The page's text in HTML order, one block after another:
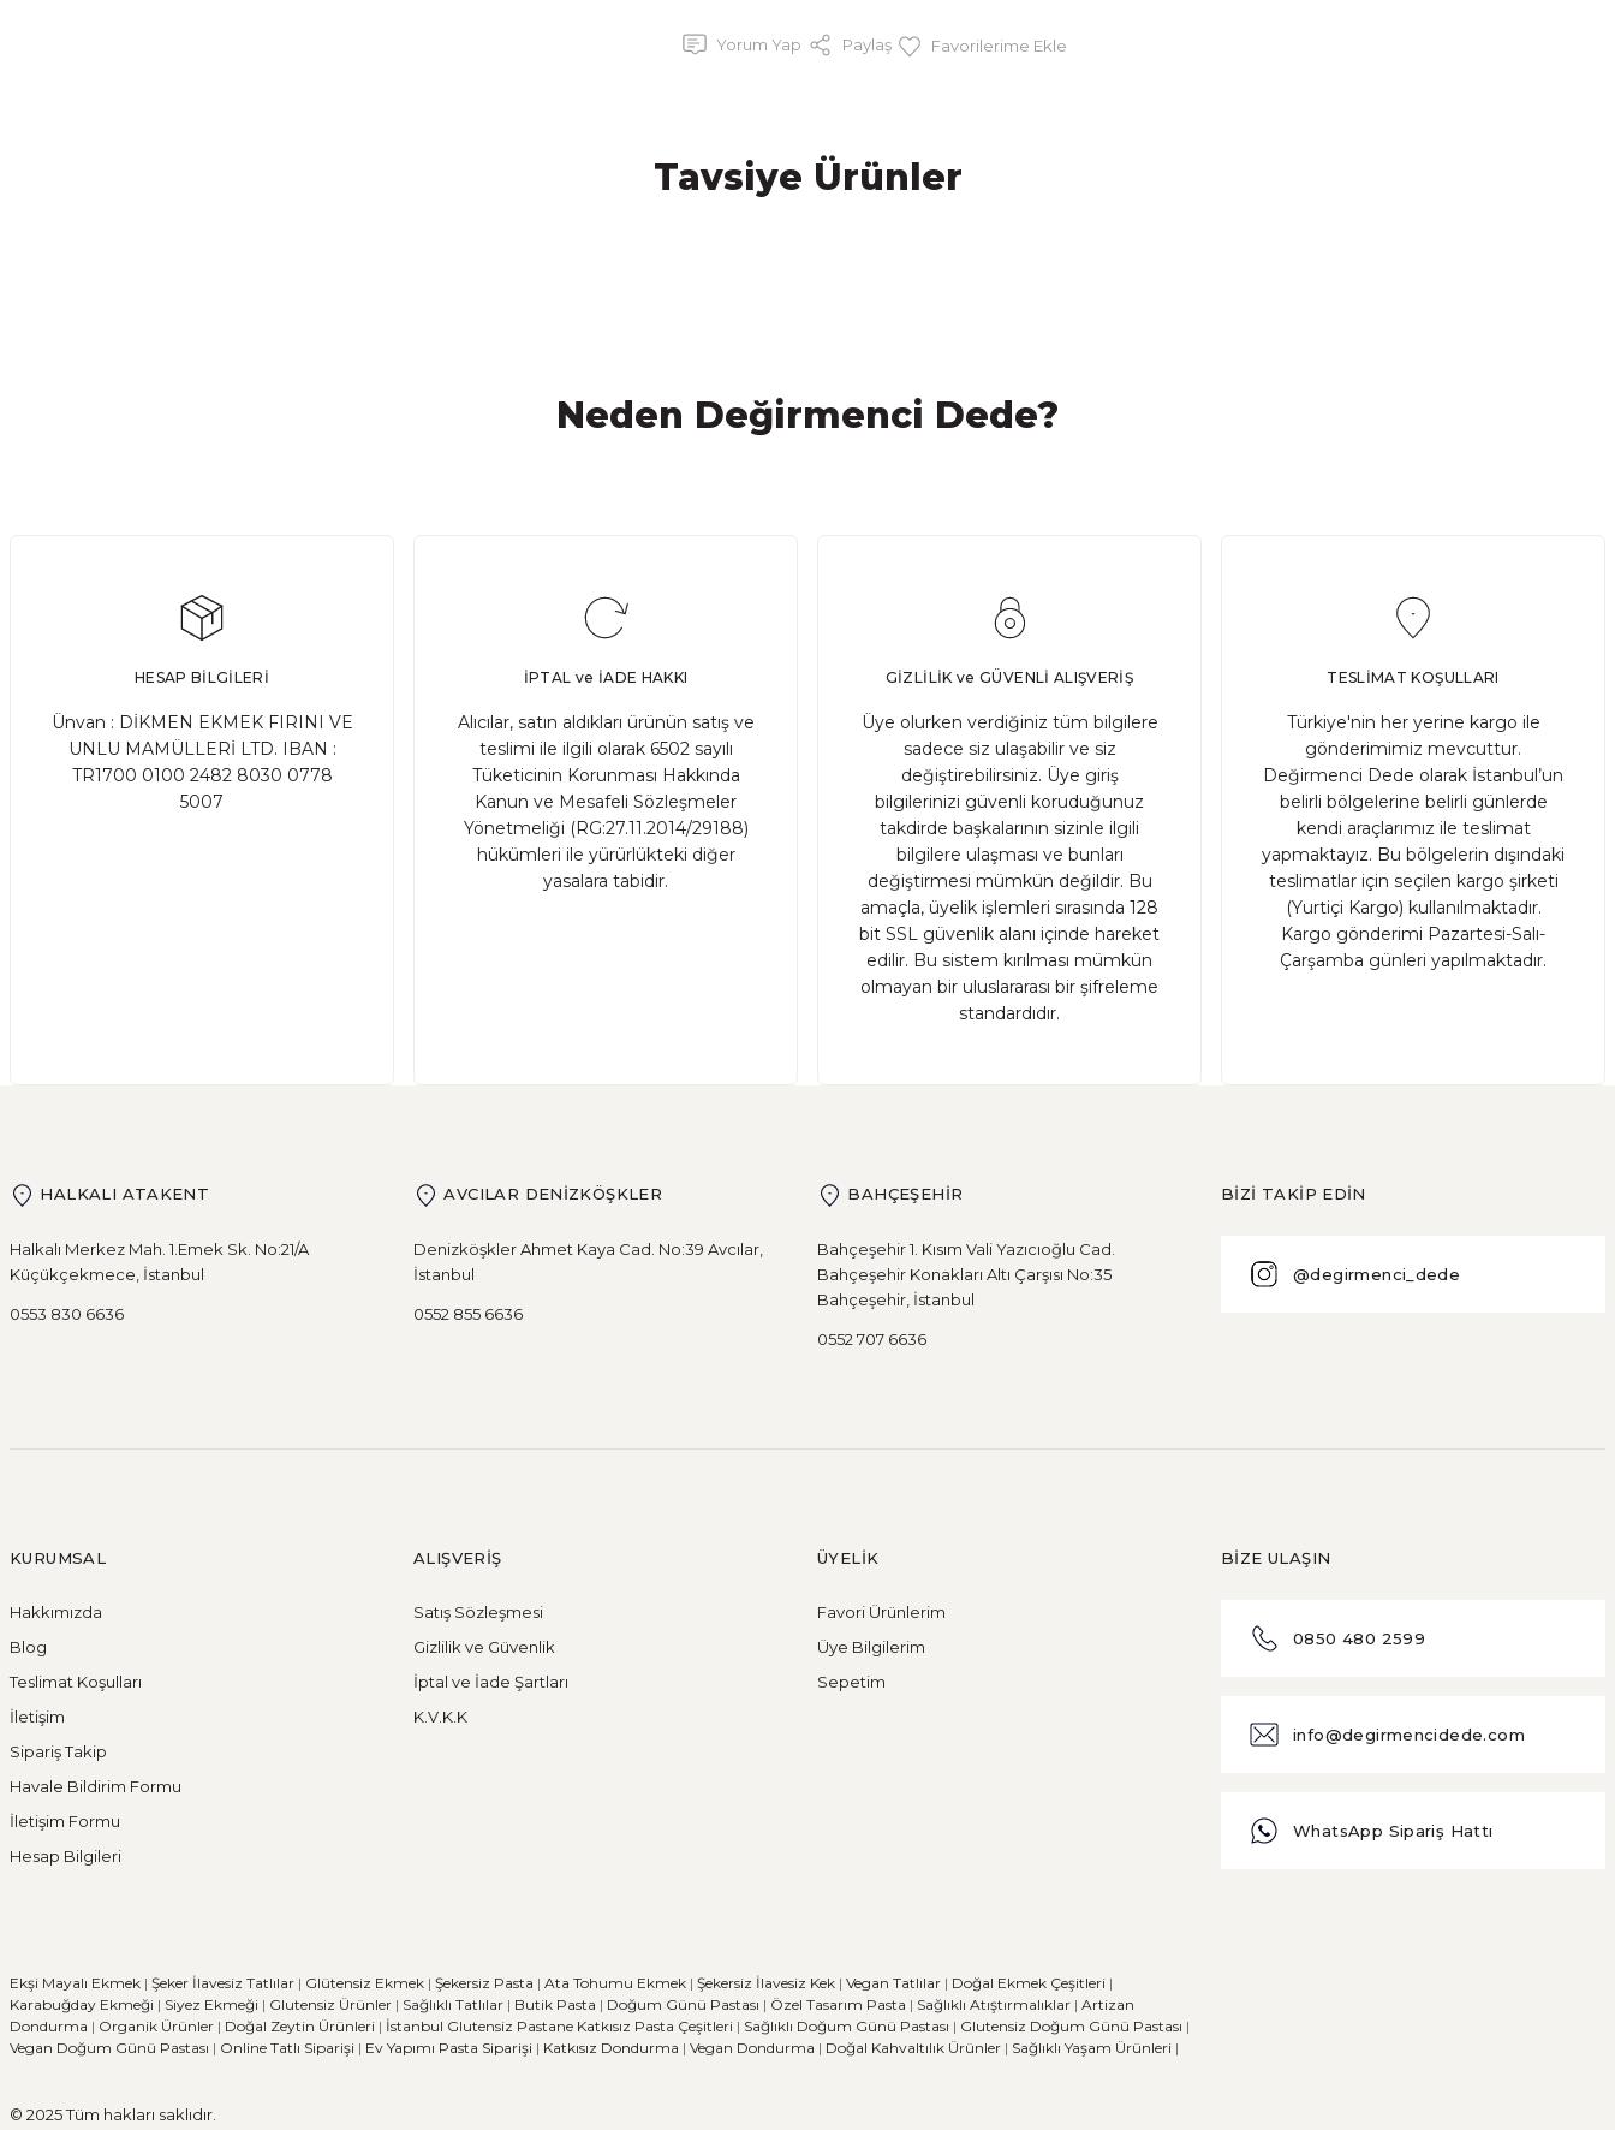
Yorum Yap Paylaş
Tavsiye Ürünler
Badem Sütlü Meyveli Çıplak Pasta( Glutensiz, Laktozsuz ve Şeker İlavesiz )
Adet
SATIN AL
Glutensiz Meyveli Pasta(Şeker İlavesiz)
SATIN AL
Neden Değirmenci Dede?
HESAP BİLGİLERİ
Ünvan : DİKMEN EKMEK FIRINI VE
UNLU MAMÜLLERİ LTD. IBAN :
TR1700 0100 2482 8030 0778
5007
İPTAL ve İADE HAKKI
Alıcılar, satın aldıkları ürünün satış ve
teslimi ile ilgili olarak 6502 sayılı
Tüketicinin Korunması Hakkında
Kanun ve Mesafeli Sözleşmeler
Yönetmeliği (RG:27.11.2014/29188)
hükümleri ile yürürlükteki diğer
yasalara tabidir.
GİZLİLİK ve GÜVENLİ ALIŞVERİŞ
Üye olurken verdiğiniz tüm bilgilere
sadece siz ulaşabilir ve siz
değiştirebilirsiniz. Üye giriş
bilgilerinizi güvenli koruduğunuz
takdirde başkalarının sizinle ilgili
bilgilere ulaşması ve bunları
değiştirmesi mümkün değildir. Bu
amaçla, üyelik işlemleri sırasında 128
bit SSL güvenlik alanı içinde hareket
edilir. Bu sistem kırılması mümkün
olmayan bir uluslararası bir şifreleme
standardıdır.
TESLİMAT KOŞULLARI
Türkiye'nin her yerine kargo ile
gönderimimiz mevcuttur.
Değirmenci Dede olarak İstanbul’un
belirli bölgelerine belirli günlerde
kendi araçlarımız ile teslimat
yapmaktayız. Bu bölgelerin dışındaki
teslimatlar için seçilen kargo şirketi
(Yurtiçi Kargo) kullanılmaktadır.
Kargo gönderimi Pazartesi-Salı-
Çarşamba günleri yapılmaktadır.
HALKALI ATAKENT
Halkalı Merkez Mah. 1.Emek Sk. No:21/A
Küçükçekmece, İstanbul
0553 830 6636
AVCILAR DENİZKÖŞKLER
Denizköşkler Ahmet Kaya Cad. No:39 Avcılar,
İstanbul
0552 855 6636
BAHÇEŞEHİR
Bahçeşehir 1. Kısım Vali Yazıcıoğlu Cad.
Bahçeşehir Konakları Altı Çarşısı No:35
Bahçeşehir, İstanbul
0552 707 6636
BİZİ TAKİP EDİN
@degirmenci_dede
KURUMSAL
Hakkımızda
Blog
Teslimat Koşulları
İletişim
Sipariş Takip
Havale Bildirim Formu
İletişim Formu
Hesap Bilgileri
ALIŞVERİŞ
Satış Sözleşmesi
Gizlilik ve Güvenlik
İptal ve İade Şartları
K.V.K.K
ÜYELİK
Favori Ürünlerim
Üye Bilgilerim
Sepetim
Ekşi Mayalı Ekmek | Şeker İlavesiz Tatlılar | Glütensiz Ekmek | Şekersiz Pasta | Ata Tohumu Ekmek | Şekersiz İlavesiz Kek | Vegan Tatlılar | Doğal Ekmek Çeşitleri |
Karabuğday Ekmeği | Siyez Ekmeği | Glutensiz Ürünler | Sağlıklı Tatlılar | Butik Pasta | Doğum Günü Pastası | Özel Tasarım Pasta | Sağlıklı Atıştırmalıklar | Artizan
Dondurma | Organik Ürünler | Doğal Zeytin Ürünleri | İstanbul Glutensiz Pastane Katkısız Pasta Çeşitleri | Sağlıklı Doğum Günü Pastası | Glutensiz Doğum Günü Pastası |
Vegan Doğum Günü Pastası | Online Tatlı Siparişi | Ev Yapımı Pasta Siparişi | Katkısız Dondurma | Vegan Dondurma | Doğal Kahvaltılık Ürünler | Sağlıklı Yaşam Ürünleri |
BİZE ULAŞIN
0850 480 2599
info@degirmencidede.com
WhatsApp Sipariş Hattı
© 2025 Tüm hakları saklıdır.